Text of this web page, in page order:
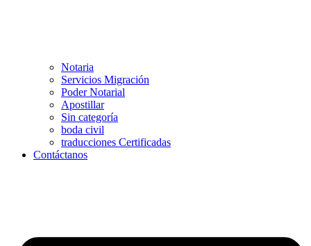
Notaria
Servicios Migración
Poder Notarial
Apostillar
Sin categoría
boda civil
traducciones Certificadas
Contáctanos